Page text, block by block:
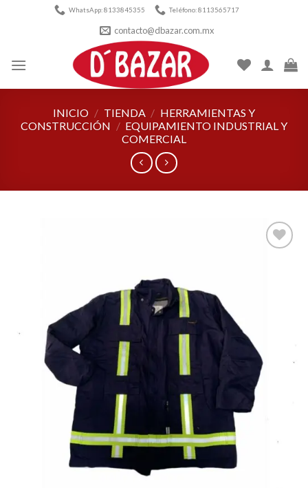
WhatsApp: 8133845355 Teléfono: 8113565717
contacto@dbazar.com.mx
INICIO / TIENDA / HERRAMIENTAS Y
CONSTRUCCIÓN / EQUIPAMIENTO INDUSTRIAL Y
COMERCIAL